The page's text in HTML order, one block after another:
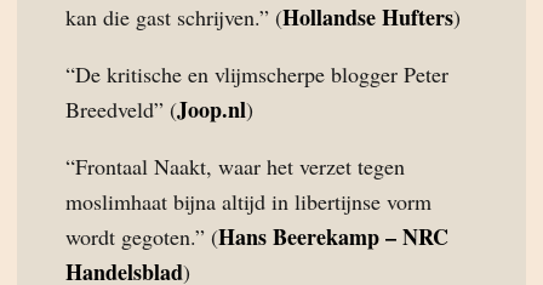
kan die gast schrijven.” (Hollandse Hufters)
“De kritische en vlijmscherpe blogger Peter
Breedveld” (Joop.nl)
“Frontaal Naakt, waar het verzet tegen
moslimhaat bijna altijd in libertijnse vorm
wordt gegoten.” (Hans Beerekamp – NRC
Handelsblad)